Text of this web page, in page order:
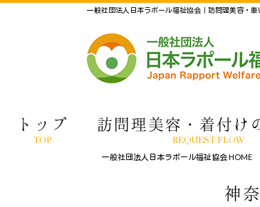
一般社団法人日本ラポール福祉協会｜訪問理美容・車
トップ
TOP
訪問理美容・着付け
REQUEST FLOW
一般社団法人日本ラポール福祉協会 HOME
神